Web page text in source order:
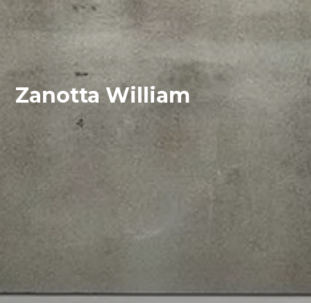
Zanotta William